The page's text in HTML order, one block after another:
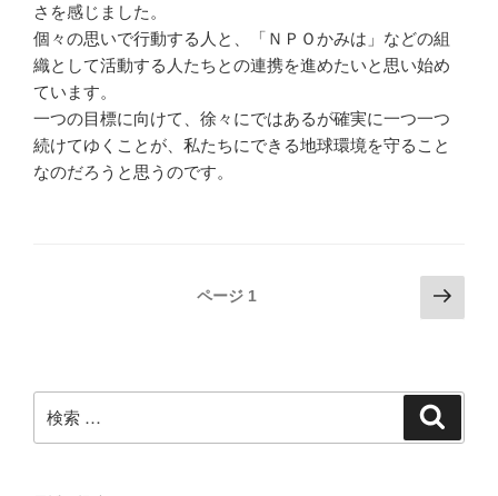
さを感じました。
個々の思いで行動する人と、「ＮＰＯかみは」などの組
織として活動する人たちとの連携を進めたいと思い始め
ています。
一つの目標に向けて、徐々にではあるが確実に一つ一つ
続けてゆくことが、私たちにできる地球環境を守ること
なのだろうと思うのです。
ゲ
ー
ページ 1
次
の
ジ
索: